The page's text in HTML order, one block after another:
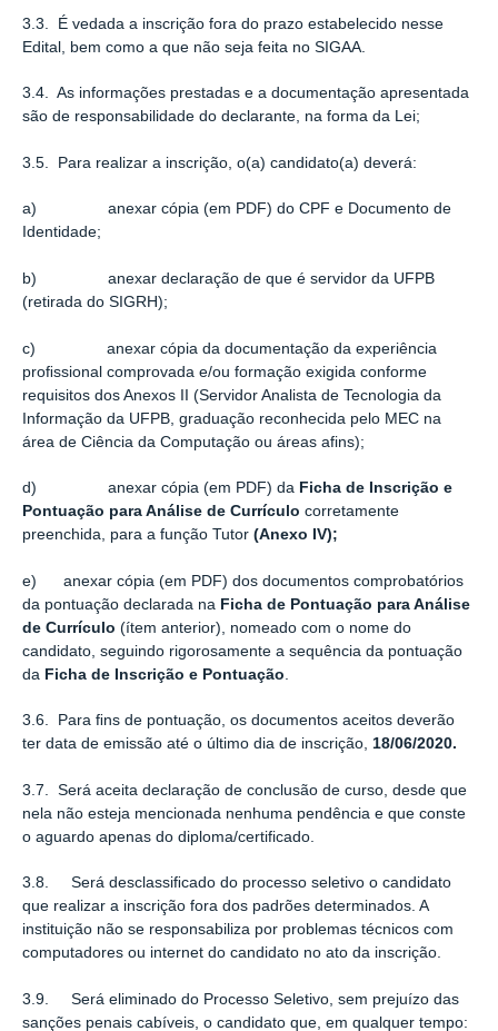
3.3. É vedada a inscrição fora do prazo estabelecido nesse
Edital, bem como a que não seja feita no SIGAA.
3.4. As informações prestadas e a documentação apresentada
são de responsabilidade do declarante, na forma da Lei;
3.5. Para realizar a inscrição, o(a) candidato(a) deverá:
a) anexar cópia (em PDF) do CPF e Documento de
Identidade;
b) anexar declaração de que é servidor da UFPB
(retirada do SIGRH);
c) anexar cópia da documentação da experiência
proﬁssional comprovada e/ou formação exigida conforme
requisitos dos Anexos II (Servidor Analista de Tecnologia da
Informação da UFPB, graduação reconhecida pelo MEC na
área de Ciência da Computação ou áreas afins);
d) anexar cópia (em PDF) da Ficha de Inscrição e
Pontuação para Análise de Currículo corretamente
preenchida, para a função Tutor (Anexo IV);
e) anexar cópia (em PDF) dos documentos comprobatórios
da pontuação declarada na Ficha de Pontuação para Análise
de Currículo (ítem anterior), nomeado com o nome do
candidato, seguindo rigorosamente a sequência da pontuação
da Ficha de Inscrição e Pontuação
3.6. Para ﬁns de pontuação, os documentos aceitos deverão
ter data de emissão até o último dia de inscrição, 18/06/2020.
3.7. Será aceita declaração de conclusão de curso, desde que
nela não esteja mencionada nenhuma pendência e que conste
o aguardo apenas do diploma/certificado.
3.8. Será desclassiﬁcado do processo seletivo o candidato
que realizar a inscrição fora dos padrões determinados. A
instituição não se responsabiliza por problemas técnicos com
computadores ou internet do candidato no ato da inscrição.
3.9. Será eliminado do Processo Seletivo, sem prejuízo das
sanções penais cabíveis, o candidato que, em qualquer tempo: